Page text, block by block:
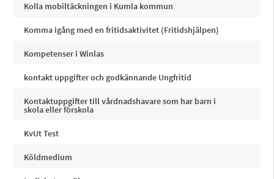
Kolla mobiltäckningen i Kumla kommun
Komma igång med en fritidsaktivitet (Fritidshjälpen)
Kompetenser i Winlas
kontakt uppgifter och godkännande Ungfritid
Kontaktuppgifter till vårdnadshavare som har barn i
skola eller förskola
KvUt Test
Köldmedium